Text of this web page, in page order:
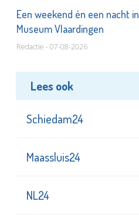
Een weekend én een nacht in
Museum Vlaardingen
Redactie - 07-08-2026
Lees ook
Schiedam24
Maassluis24
NL24